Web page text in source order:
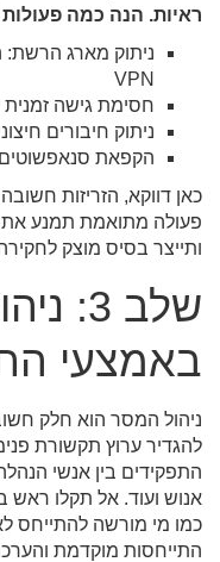
ראיות. הנה כמה
VPN
חסימת גישה
ניתוק חיבורים
הקפאת סנאפשוטים
כאן דווקא, הזריזות
פעולה מתואמת תמנע
ותייצר בסיס מוצק
שלב
באמצעי
ניהול המסר הוא חלק
להגדיר ערוץ תקשורת
אנוש ועוד. אל תקלו ראש
כמו מי מורשה להתייחס
התייחסות מוקדמת